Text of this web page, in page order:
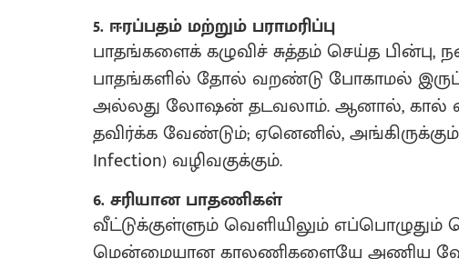
5. ஈரப்பதம் மற்றும் பராமரிப்பு
பாதங்களைக் கழுவிச் சுத்தம் செய்த பின்பு,
பாதங்களில் தோல் வறண்டு போகாமல்
அல்லது லோஷன் தடவலாம். ஆனால், கால்
தவிர்க்க வேண்டும்; ஏனெனில்,
Infection) வழிவகுக்கும்.
6. சரியான பாதணிகள்
வீட்டுக்குள்ளும் வெளியிலும்
மென்மையான காலணிகளையே அணிய